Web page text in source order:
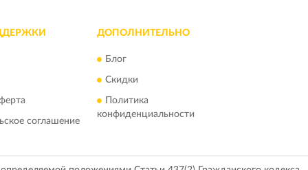
соглашение
ДОПОЛНИТЕЛЬНО
Блог
Скидки
Политика
конфиденциальности